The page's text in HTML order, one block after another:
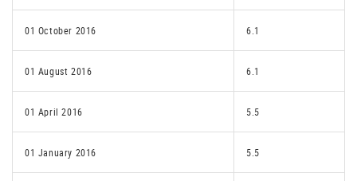
01 October 2016 6.1
01 August 2016 6.1
01 April 2016 5.5
01 January 2016 5.5